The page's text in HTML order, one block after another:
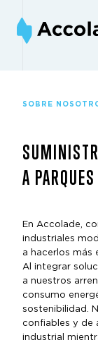
SOBRE
A
En Accolade,
industriales
a hacerlos más
Al integrar
a nuestros
consumo
sostenibilidad.
confiables y de
industrial